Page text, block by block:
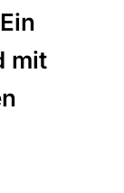
mit